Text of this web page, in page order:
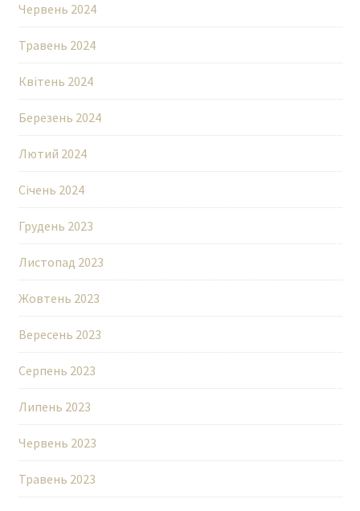
Червень 2024
Травень 2024
Квітень 2024
Березень 2024
Лютий 2024
Січень 2024
Грудень 2023
Листопад 2023
Жовтень 2023
Вересень 2023
Серпень 2023
Липень 2023
Червень 2023
Травень 2023